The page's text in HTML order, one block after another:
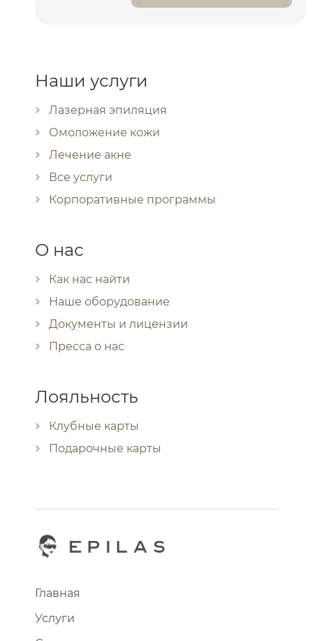
Наши услуги
Лазерная эпиляция
Омоложение кожи
Лечение акне
Все услуги
Корпоративные программы
О нас
Как нас найти
Наше оборудование
Документы и лицензии
Пресса о нас
Лояльность
Клубные карты
Подарочные карты
Главная
Услуги